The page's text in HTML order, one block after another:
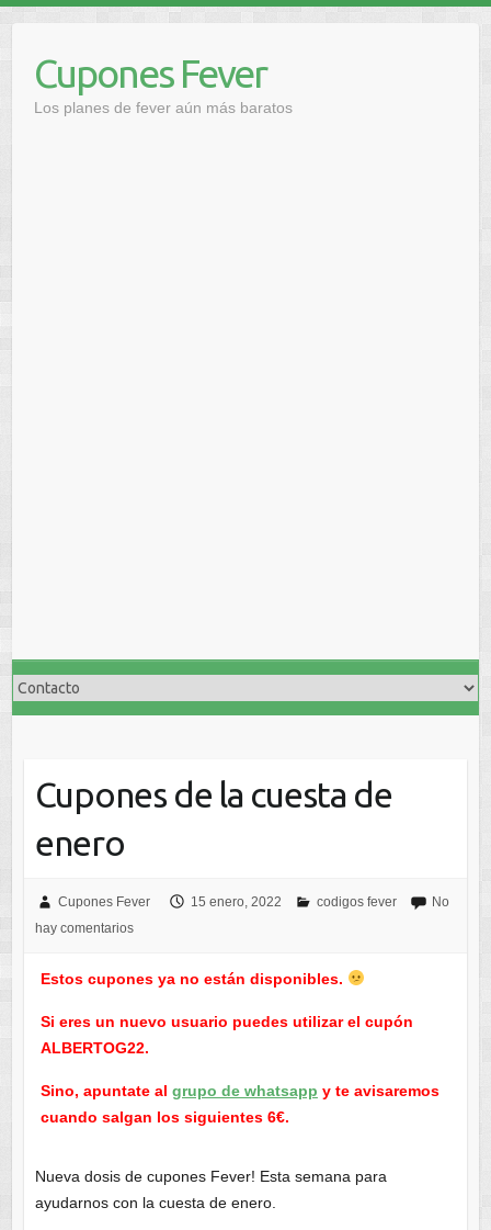
contenidoCupones Fever
Los planes de fever aún más baratos
Cupones de la cuesta de
enero
Cupones Fever 15 enero, 2022 codigos fever
No
hay comentarios
Estos cupones ya no están disponibles.
Si eres un nuevo usuario puedes utilizar el cupón
ALBERTOG22.
Sino, apuntate al grupo de whatsapp y te avisaremos
cuando salgan los siguientes 6€.
Nueva dosis de cupones Fever! Esta semana para
ayudarnos con la cuesta de enero.